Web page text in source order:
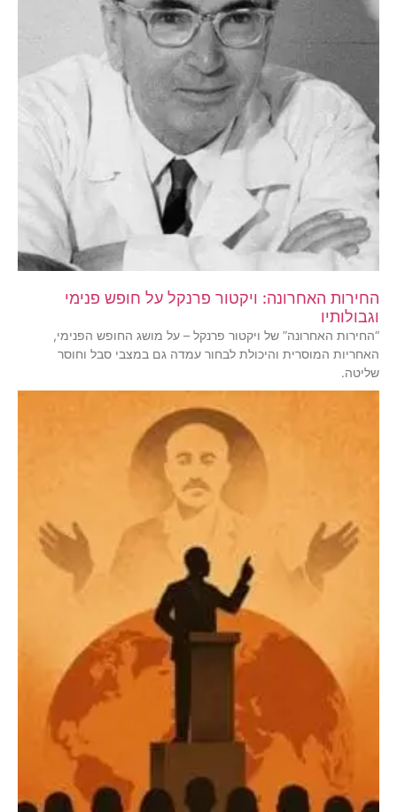
החירות האחרונה: ויקטור פרנקל על חופש פנימי
וגבולותיו
“החירות האחרונה” של ויקטור פרנקל – על מושג החופש הפנימי,
האחריות המוסרית והיכולת לבחור עמדה גם במצבי סבל וחוסר
שליטה.